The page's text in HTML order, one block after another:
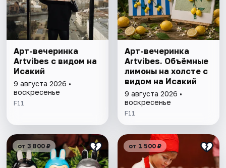
Арт-вечеринка
Artvibes с видом на
Исакий
9 августа 2026 •
воскресенье
F11
Арт-вечеринка
Artvibes. Объёмные
лимоны на холсте с
видом на Исакий
9 августа 2026 •
воскресенье
F11
от 3 800 ₽ от 1 500 ₽